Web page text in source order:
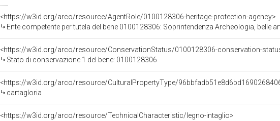
<https://w3id.org/arco/resource/AgentRole/0100128306-heritage-protection-agency>
Ente competente per tutela del bene 0100128306: Soprintendenza Archeologia, belle
<https://w3id.org/arco/resource/ConservationStatus/0100128306-conservation-
Stato di conservazione 1 del bene: 0100128306
<https://w3id.org/arco/resource/CulturalPropertyType/
cartagloria
<https://w3id.org/arco/resource/TechnicalCharacteristic/legno-intaglio>